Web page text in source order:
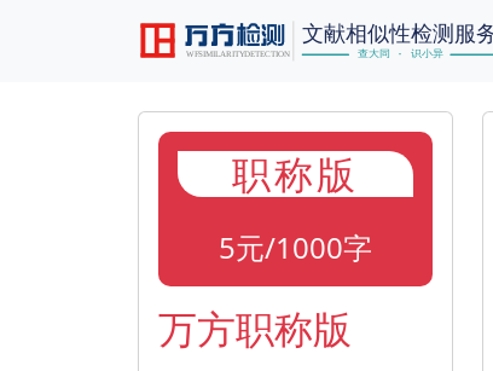
职称版
5元/1000字
万方职称版